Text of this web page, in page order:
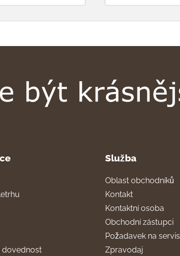
dovednost
Služba
Oblast obchodníků
Kontakt
Kontaktní osoba
Obchodní zástupci
Požadavek na servis
Zpravodaj